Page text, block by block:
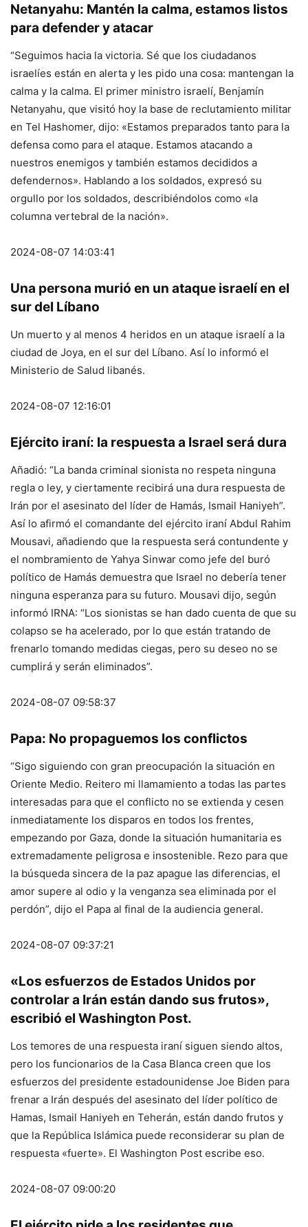
Netanyahu: Mantén la calma, estamos listos
para defender y atacar
“Seguimos hacia la victoria. Sé que los ciudadanos
israelíes están en alerta y les pido una cosa: mantengan la
calma y la calma. El primer ministro israelí, Benjamín
Netanyahu, que visitó hoy la base de reclutamiento militar
en Tel Hashomer, dijo: «Estamos preparados tanto para la
defensa como para el ataque. Estamos atacando a
nuestros enemigos y también estamos decididos a
defendernos». Hablando a los soldados, expresó su
orgullo por los soldados, describiéndolos como «la
columna vertebral de la nación».
2024-08-07 14:03:41
Una persona murió en un ataque israelí en el
sur del Líbano
Un muerto y al menos 4 heridos en un ataque israelí a la
ciudad de Joya, en el sur del Líbano. Así lo informó el
Ministerio de Salud libanés.
2024-08-07 12:16:01
Ejército iraní: la respuesta a Israel será dura
Añadió: “La banda criminal sionista no respeta ninguna
regla o ley, y ciertamente recibirá una dura respuesta de
Irán por el asesinato del líder de Hamás, Ismail Haniyeh”.
Así lo afirmó el comandante del ejército iraní Abdul Rahim
Mousavi, añadiendo que la respuesta será contundente y
el nombramiento de Yahya Sinwar como jefe del buró
político de Hamás demuestra que Israel no debería tener
ninguna esperanza para su futuro. Mousavi dijo, según
informó IRNA: “Los sionistas se han dado cuenta de que su
colapso se ha acelerado, por lo que están tratando de
frenarlo tomando medidas ciegas, pero su deseo no se
cumplirá y serán eliminados”.
2024-08-07 09:58:37
Papa: No propaguemos los conflictos
“Sigo siguiendo con gran preocupación la situación en
Oriente Medio. Reitero mi llamamiento a todas las partes
interesadas para que el conflicto no se extienda y cesen
inmediatamente los disparos en todos los frentes,
empezando por Gaza, donde la situación humanitaria es
extremadamente peligrosa e insostenible. Rezo para que
la búsqueda sincera de la paz apague las diferencias, el
amor supere al odio y la venganza sea eliminada por el
perdón”, dijo el Papa al final de la audiencia general.
2024-08-07 09:37:21
«Los esfuerzos de Estados Unidos por
controlar a Irán están dando sus frutos»,
escribió el Washington Post.
Los temores de una respuesta iraní siguen siendo altos,
pero los funcionarios de la Casa Blanca creen que los
esfuerzos del presidente estadounidense Joe Biden para
frenar a Irán después del asesinato del líder político de
Hamas, Ismail Haniyeh en Teherán, están dando frutos y
que la República Islámica puede reconsiderar su plan de
respuesta «fuerte». El Washington Post escribe eso.
2024-08-07 09:00:20